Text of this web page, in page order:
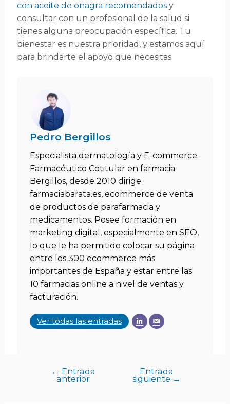
con aceite de onagra recomendadosy
consultar con un profesional de la salud si
tienes alguna preocupación específica. Tu
bienestar es nuestra prioridad, y estamos aquí
para brindarte el apoyo que necesitas.
Pedro Bergillos
Especialista dermatología y E-commerce.
Farmacéutico Cotitular en farmacia
Bergillos, desde 2010 dirige
farmaciabarata.es, ecommerce de venta
de productos de parafarmacia y
medicamentos. Posee formación en
marketing digital, especialmente en SEO,
lo que le ha permitido colocar su página
entre los 300 ecommerce más
importantes de España y estar entre las
10 farmacias online a nivel de ventas y
facturación.
Ver todas las entradas
← Entrada
anterior
Entrada
siguiente →